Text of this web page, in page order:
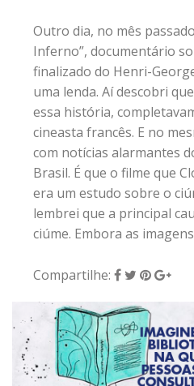
Outro dia, no mês
Inferno”, documentário
finalizado do Henri-
uma lenda. Aí descobri
essa história,
cineasta francês. E no
com notícias alarmantes
Brasil. É que o filme que
era um estudo sobre o
lembrei que a principal
ciúme. Embora as
Compartilhe: